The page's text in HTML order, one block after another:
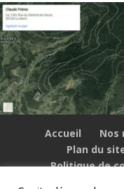
Accueil Nos
Plan du
Politique de